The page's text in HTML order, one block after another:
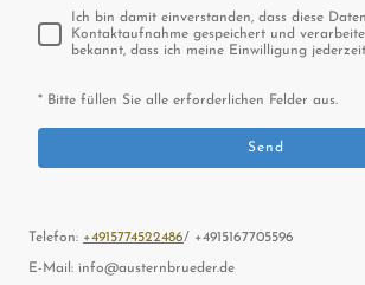
Ich bin damit einverstanden, dass diese
Kontaktaufnahme gespeichert und
bekannt, dass ich meine Einwilligung
* Bitte füllen Sie alle erforderlichen Felder aus.
Send
Telefon: +4915774522486/ +4915167705596
E-Mail: info@austernbrueder.de